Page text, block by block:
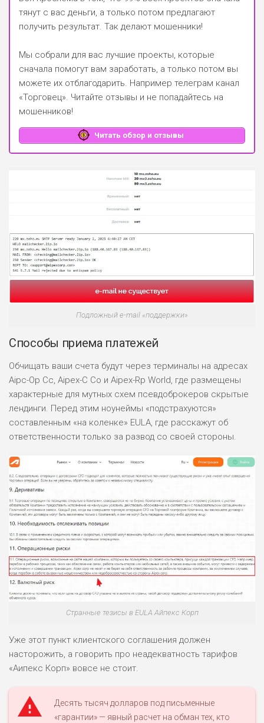
тянут с вас деньги, а только потом предлагают
получить результат. Так делают мошенники!
Мы собрали для вас лучшие проекты, которые
сначала помогут вам заработать, а только потом вы
можете их отблагодарить. Например телеграм канал
«Торговец». Читайте отзывы и не попадайтесь на
мошенников!
Читать обзор и отзывы
Подложный e-mail «поддержки»
Способы приема платежей
Обчищать ваши счета будут через терминалы на адресах
Aipc-Op Cc, Aipex-C Co и Aipex-Rp World, где размещены
характерные для мутных схем псевдоброкеров скрытые
лендинги. Перед этим ноунеймы «подстрахуются»
составленным «на коленке» EULA, где расскажут об
ответственности только за развод со своей стороны.
Странные тезисы в EULA Айпекс Корп
Уже этот пункт клиентского соглашения должен
насторожить, а говорить про неадекватность тарифов
«Аипекс Корп» вовсе не стоит.
Десять тысяч долларов под письменные
«гарантии» — явный расчет на обман тех, кто